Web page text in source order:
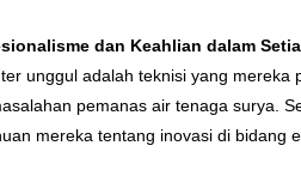
dan Keahlian dalam
unggul adalah teknisi yang mereka
pemanas air tenaga surya.
mereka tentang inovasi di bidang